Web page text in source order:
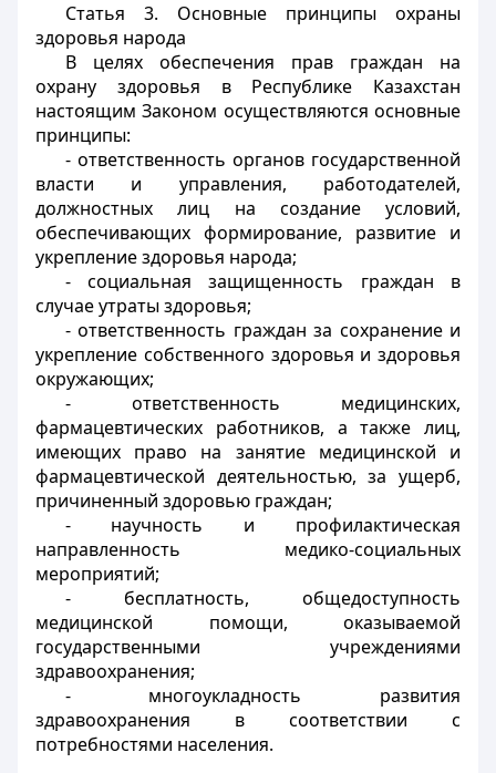
Статья 3. Основные принципы охраны
здоровья народа
В целях обеспечения прав граждан на
охрану здоровья в Республике Казахстан
настоящим Законом осуществляются основные
принципы:
- ответственность органов государственной
власти и управления, работодателей,
должностных лиц на создание условий,
обеспечивающих формирование, развитие и
укрепление здоровья народа;
- социальная защищенность граждан в
случае утраты здоровья;
- ответственность граждан за сохранение и
укрепление собственного здоровья и здоровья
окружающих;
- ответственность медицинских,
фармацевтических работников, а также лиц,
имеющих право на занятие медицинской и
фармацевтической деятельностью, за ущерб,
причиненный здоровью граждан;
- научность и профилактическая
направленность медико-социальных
мероприятий;
- бесплатность, общедоступность
медицинской помощи, оказываемой
государственными учреждениями
здравоохранения;
- многоукладность развития
здравоохранения в соответствии с
потребностями населения.